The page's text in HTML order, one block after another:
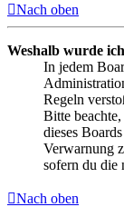
Nach oben
Weshalb wurde
In jedem
Regeln
Bitte
dieses
Verwarnung
sofern du die
Nach oben